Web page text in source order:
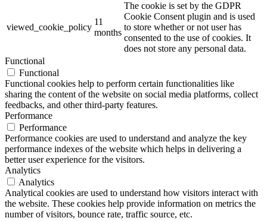
viewed_cookie_policy
11
months
The cookie is set by the GDPR
Cookie Consent plugin and is used
to store whether or not user has
consented to the use of cookies. It
does not store any personal data.
Functional
Functional
Functional cookies help to perform certain functionalities like
sharing the content of the website on social media platforms, collect
feedbacks, and other third-party features.
Performance
Performance
Performance cookies are used to understand and analyze the key
performance indexes of the website which helps in delivering a
better user experience for the visitors.
Analytics
Analytics
Analytical cookies are used to understand how visitors interact with
the website. These cookies help provide information on metrics the
number of visitors, bounce rate, traffic source, etc.